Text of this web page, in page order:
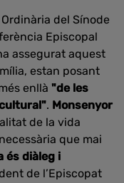
del Sínode
Episcopal
assegurat aquest
estan posant
enllà "de les
. Monsenyor
de la vida
que mai
és diàleg i
de l’Episcopat